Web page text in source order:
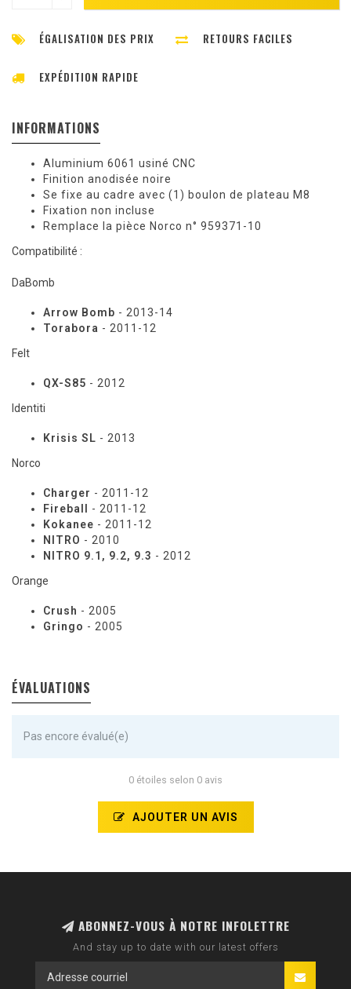
ÉGALISATION DES PRIX RETOURS FACILES
EXPÉDITION RAPIDE
INFORMATIONS
Aluminium 6061 usiné CNC
Finition anodisée noire
Se fixe au cadre avec (1) boulon de plateau M8
Fixation non incluse
Remplace la pièce Norco n° 959371-10
Compatibilité :
DaBomb
Arrow Bomb - 2013-14
Torabora - 2011-12
Felt
QX-S85 - 2012
Identiti
Krisis SL - 2013
Norco
Charger - 2011-12
Fireball
- 2011-12
Kokanee - 2011-12
NITRO - 2010
NITRO 9.1, 9.2, 9.3 - 2012
Orange
Crush - 2005
Gringo - 2005
ÉVALUATIONS
Pas encore évalué(e)
0 étoiles selon 0 avis
AJOUTER UN AVIS
ABONNEZ-VOUS À NOTRE INFOLETTRE
And stay up to date with our latest offers